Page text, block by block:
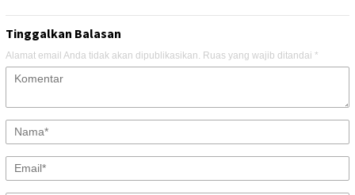
Tinggalkan Balasan
Alamat email Anda tidak akan dipublikasikan. Ruas yang wajib ditandai *